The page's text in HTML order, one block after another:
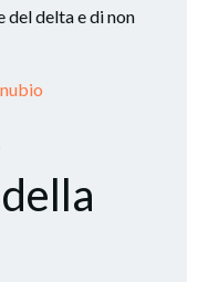
del delta e di non